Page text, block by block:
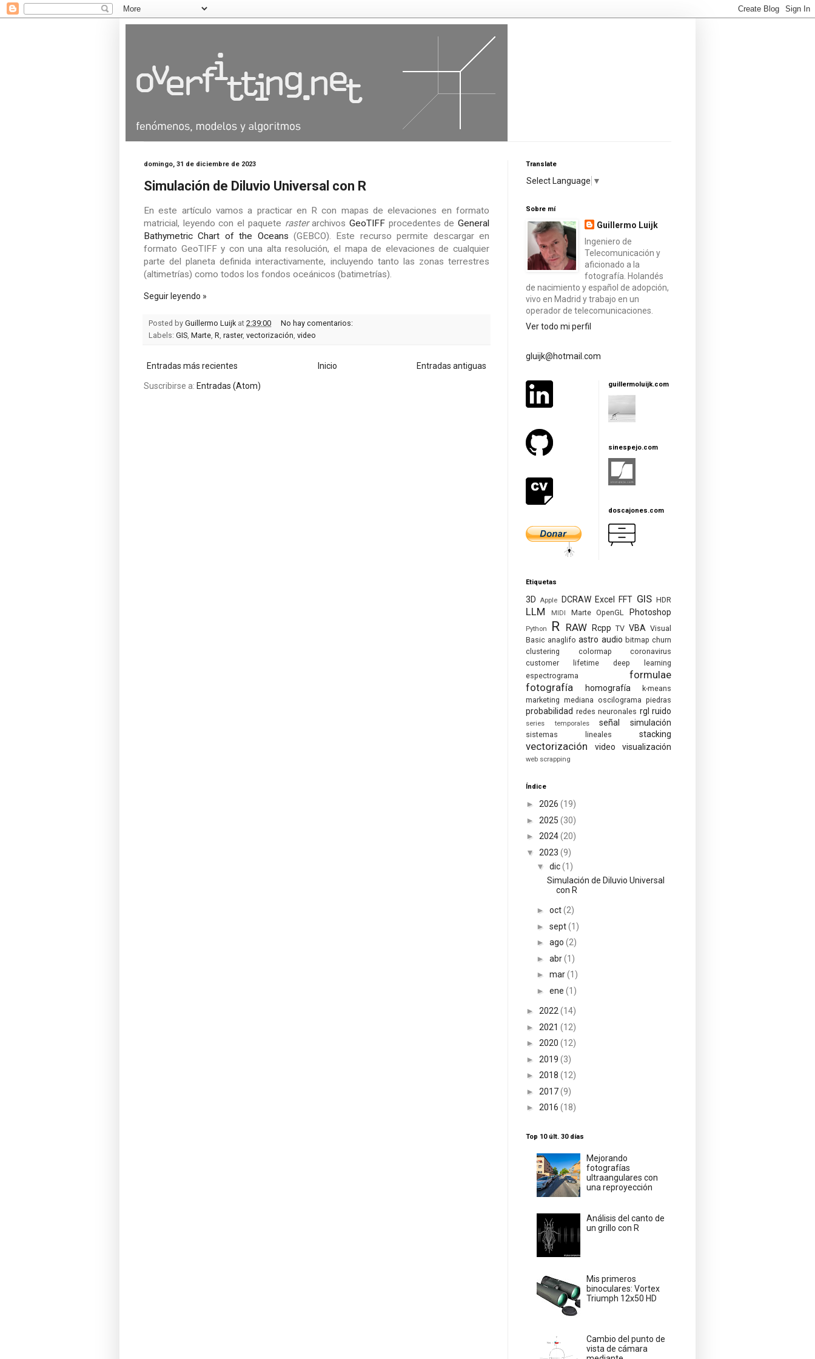
domingo, 31 de diciembre de 2023
Simulación de Diluvio Universal con R
En este artículo vamos a practicar en R con mapas de elevaciones en formato
matricial, leyendo con el paquete rasterarchivos GeoTIFFprocedentes deGeneral
Bathymetric Chart of the Oceans (GEBCO). Este recurso permite descargar en
formato GeoTIFF y con una alta resolución, el mapa de elevaciones de cualquier
parte del planeta definida interactivamente, incluyendo tanto las zonas terrestres
(altimetrías) como todos los fondos oceánicos (batimetrías).
Seguir leyendo »
Posted by Guillermo Luijk at 2:39:00
No hay comentarios:
Labels: GIS Marte R raster, vectorización video
Entradas más recientes Entradas antiguas
Inicio
Suscribirse a: Entradas (Atom)
Translate
Select Language ▼
Sobre mí
Guillermo Luijk
Ingeniero de
Telecomunicación y
aficionado a la
fotografía. Holandés
de nacimiento y español de adopción,
vivo en Madrid y trabajo en un
operador de telecomunicaciones.
Ver todo mi perfil
gluijk@hotmail.com
guillermoluijk.com
sinespejo.com
doscajones.com
Etiquetas
3D Apple DCRAW Excel FFT GIS HDR
LLM MIDI Marte OpenGL Photoshop
Python R RAW Rcpp TV VBA Visual
Basic anaglifo astro audio bitmap churn
clustering
colormap
coronavirus
customer lifetime
deep learning
espectrograma
formulae
fotografía
homografía
k-means
marketing mediana oscilograma piedras
probabilidad redes neuronales rgl ruido
series temporales señal simulación
sistemas lineales stacking
vectorización video visualización
web scrapping
Índice
► 2026 (19)
► 2025 (30)
► 2024(20)
▼ 2023 (9)
▼ dic(1)
Simulación de Diluvio Universal
con R
► oct(2)
► sept(1)
► ago (2)
► abr(1)
► mar(1)
► ene (1)
► 2022(14)
► 2021 (12)
► 2020 (12)
► 2019 (3)
► 2018 (12)
► 2017(9)
► 2016 (18)
Top 10 últ. 30 días
Mejorando
fotografías
ultraangulares con
una reproyección
Análisis del canto de
un grillo con R
Mis primeros
binoculares: Vortex
Triumph 12x50 HD
Cambio del punto de
vista de cámara